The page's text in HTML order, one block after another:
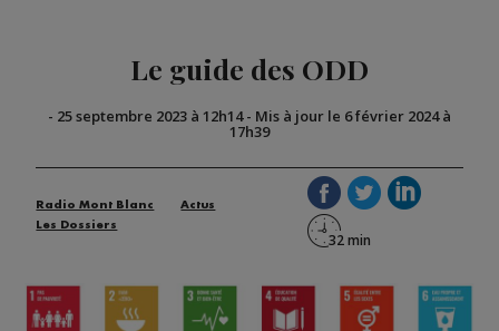
Le guide des ODD
- 25 septembre 2023 à 12h14- Mis à jour le 6 février 2024 à
17h39
Radio Mont Blanc
Actus
Les Dossiers